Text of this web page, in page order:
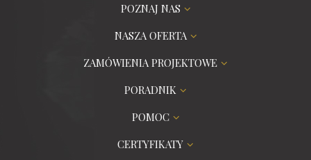
POZNAJ NAS
NASZA OFERTA
ZAMÓWIENIA PROJEKTOWE
PORADNIK
POMOC
CERTYFIKATY